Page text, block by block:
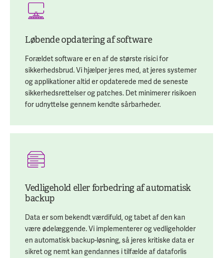
Løbende opdatering af software
Forældet software er en af de største risici for
sikkerhedsbrud. Vi hjælper jeres med, at jeres systemer
og applikationer altid er opdaterede med de seneste
sikkerhedsrettelser og patches. Det minimerer risikoen
for udnyttelse gennem kendte sårbarheder.
Vedligehold eller forbedring af automatisk
backup
Data er som bekendt værdifuld, og tabet af den kan
være ødelæggende. Vi implementerer og vedligeholder
en automatisk backup-løsning, så jeres kritiske data er
sikret og nemt kan gendannes i tilfælde af dataforlis